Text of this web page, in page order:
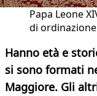
Papa Leone
di
Hanno età e
si sono formati
Maggiore. Gli